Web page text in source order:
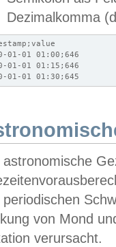
Dezimalkomma
01-01 01:00;646
01-01 01:15;646
01-01 01:30;645
astronomische
periodischen
von Mond
verursacht.